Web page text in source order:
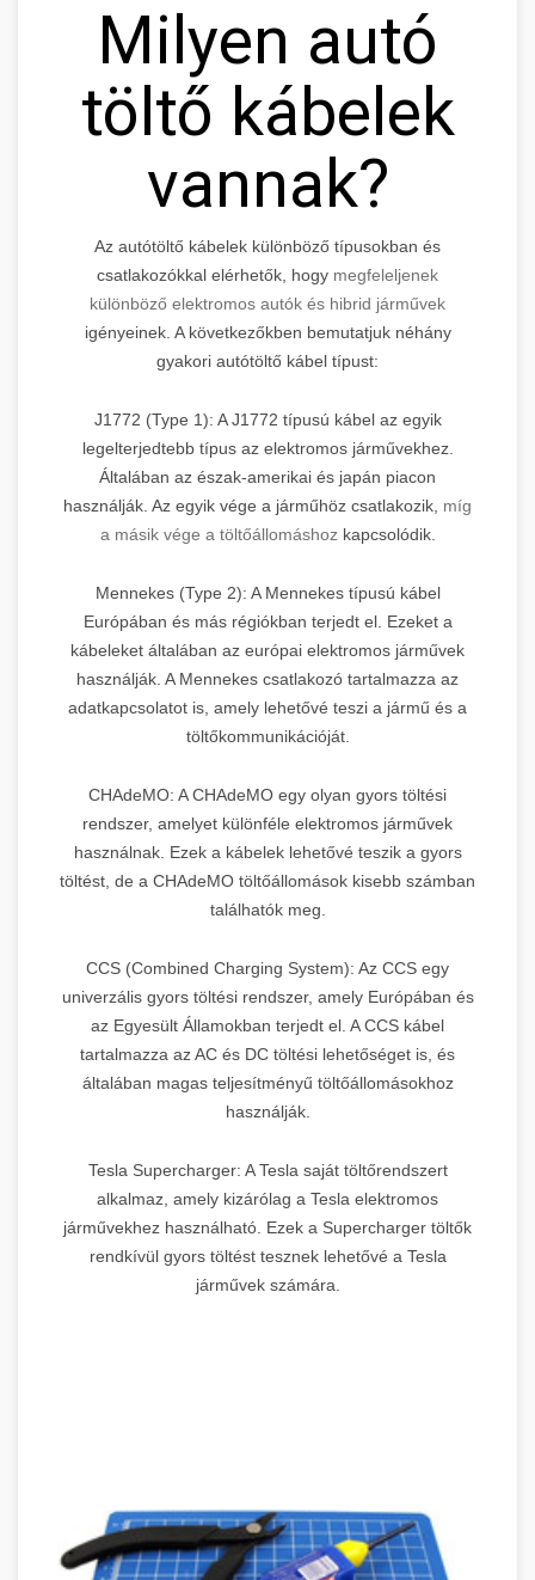
Milyen autó
töltő kábelek
vannak?
Az autótöltő kábelek különböző típusokban és
csatlakozókkal elérhetők, hogy megfeleljenek
különböző elektromos autók és hibrid járművek
igényeinek. A következőkben bemutatjuk néhány
gyakori autótöltő kábel típust:
J1772 (Type 1): A J1772 típusú kábel az egyik
legelterjedtebb típus az elektromos járművekhez.
Általában az észak-amerikai és japán piacon
használják. Az egyik vége a járműhöz csatlakozik, míg
a másik vége a töltőállomáshoz kapcsolódik.
Mennekes (Type 2): A Mennekes típusú kábel
Európában és más régiókban terjedt el. Ezeket a
kábeleket általában az európai elektromos járművek
használják. A Mennekes csatlakozó tartalmazza az
adatkapcsolatot is, amely lehetővé teszi a jármű és a
töltőkommunikációját.
CHAdeMO: A CHAdeMO egy olyan gyors töltési
rendszer, amelyet különféle elektromos járművek
használnak. Ezek a kábelek lehetővé teszik a gyors
töltést, de a CHAdeMO töltőállomások kisebb számban
találhatók meg.
CCS (Combined Charging System): Az CCS egy
univerzális gyors töltési rendszer, amely Európában és
az Egyesült Államokban terjedt el. A CCS kábel
tartalmazza az AC és DC töltési lehetőséget is, és
általában magas teljesítményű töltőállomásokhoz
használják.
Tesla Supercharger: A Tesla saját töltőrendszert
alkalmaz, amely kizárólag a Tesla elektromos
járművekhez használható. Ezek a Supercharger töltők
rendkívül gyors töltést tesznek lehetővé a Tesla
járművek számára.